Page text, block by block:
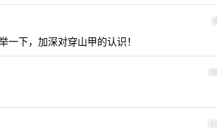
9
下，加深对穿山甲的认识！
10
11